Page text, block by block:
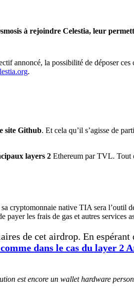
à rejoindre Celestia, leur
annoncé, la possibilité de déposer
.
site Github. Et cela qu’il s’agisse de
layers 2 Ethereum par TVL. Tout
cryptomonnaie native TIA sera l’outil
les frais de gas et autres services
de cet airdrop. En espérant
dans le cas du layer 2
est encore un wallet hardware